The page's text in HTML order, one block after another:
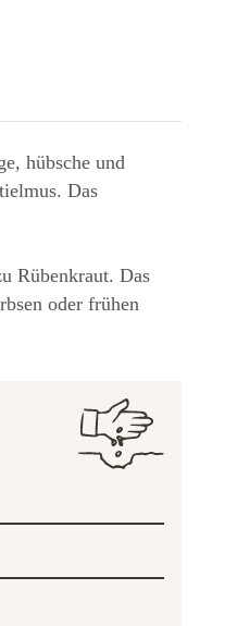
hübsche und
Das
Rübenkraut. Das
oder frühen